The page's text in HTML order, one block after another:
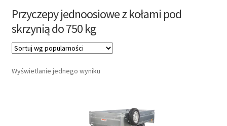
Nowości
Promocje
Kontakt
Przyczepy jednoosiowe z kołami pod
skrzynią do 750 kg
Wyświetlanie jednego wyniku